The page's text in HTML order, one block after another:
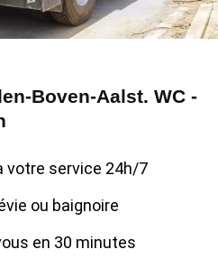
Boven-Aalst. WC -
votre service 24h/7
ou baignoire
en 30 minutes